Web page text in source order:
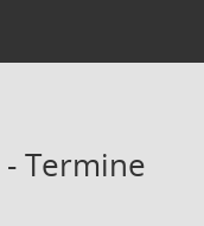
Termine